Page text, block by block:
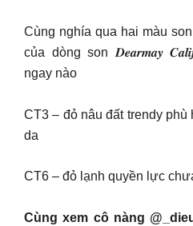
Cùng nghía qua hai màu
của dòng son 𝑫𝒆𝒂𝒓𝒎𝒂𝒚
ngay nào
CT3 – đỏ nâu đất trendy
da
CT6 – đỏ lạnh quyền lực
Cùng xem cô nàng